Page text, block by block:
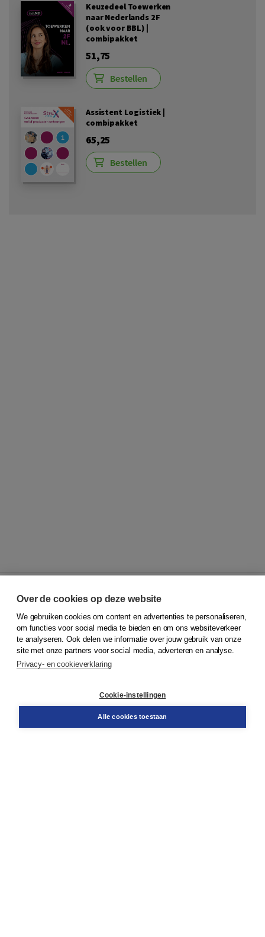
Keuzedeel Toewerken
naar Nederlands 2F
(ook voor BBL) |
combipakket
51,75
Bestellen
Assistent Logistiek |
combipakket
65,25
Bestellen
© 2026Koninklijke Boom uitgevers
Klantenservice
Service & informatie
Contact
Over de cookies op deze website
We gebruiken cookies om content en advertenties te personaliseren,
om functies voor social media te bieden en om ons websiteverkeer
te analyseren. Ook delen we informatie over jouw gebruik van onze
site met onze partners voor social media, adverteren en analyse.
Privacy- en cookieverklaring
Cookie-instellingen
Alle cookies toestaan